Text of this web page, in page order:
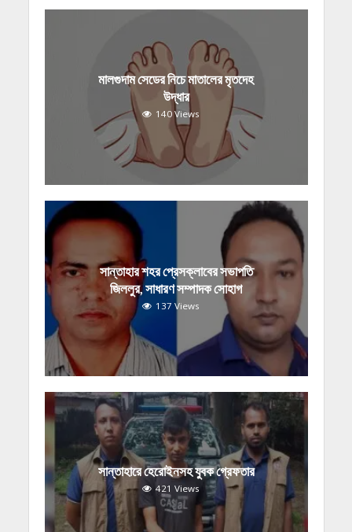
মালগুদাম সেডের নিচে মাতালের মৃতদেহ
উদ্ধার
140 Views
সান্তাহার শহর প্রেসক্লাবের সভাপতি
জিললুর, সাধারণ সম্পাদক সোহাগ
137 Views
সান্তাহারে হেরোইনসহ যুবক গ্রেফতার
421 Views